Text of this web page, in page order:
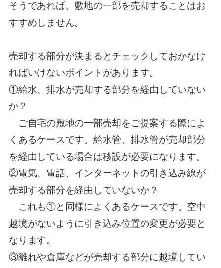
そうであれば、敷地の一部を売却することはお
すすめしません。
売却する部分が決まるとチェックしておかなけ
ればいけないポイントがあります。
①給水、排水が売却する部分を経由していない
か？
ご自宅の敷地の一部売却をご提案する際によ
くあるケースです。給水管、排水管が売却部分
を経由している場合は移設が必要になります。
②電気、電話、インターネットの引き込み線が
売却する部分を経由していないか？
これも①と同様によくあるケースです。空中
越境がないように引き込み位置の変更が必要と
なります。
③離れや倉庫などが売却する部分に越境してい